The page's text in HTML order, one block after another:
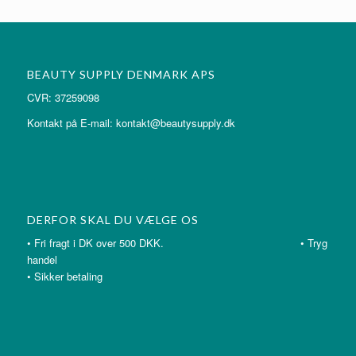
BEAUTY SUPPLY DENMARK APS
CVR: 37259098
Kontakt på E-mail: kontakt@beautysupply.dk
DERFOR SKAL DU VÆLGE OS
• Fri fragt i DK over 500 DKK. • Tryg
handel
• Sikker betaling